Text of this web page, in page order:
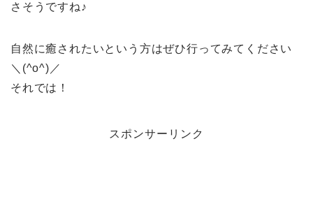
さそうですね♪
自然に癒されたいという方はぜひ行ってみてください
＼(^o^)／
それでは！
スポンサーリンク